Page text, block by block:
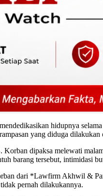
hidupnya
yang diduga
dipaksa melewati
barang tersebut, intimidasi
dari *Lawfirm Akhwil &
pernah dilakukannya.